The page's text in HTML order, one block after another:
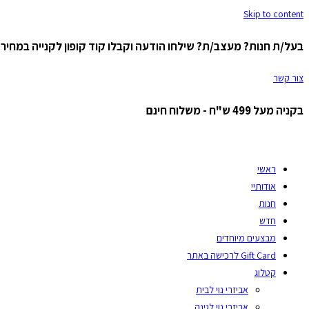
Skip to content
בעל/ת חנות? מעצב/ת? שילחו הודעה וקבלו קוד קופון לקנייה במחיר
צור קשר
בקניה מעל 499 ש"ח - משלוח חינם
ראשי
אודותיי
חנות
חדש
מבצעים מיוחדים
Gift Card לרכישה באתר
קטלוג
אביזרי נוי לבית